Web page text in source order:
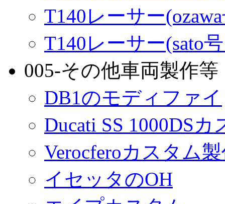
T140レーサー
T140レーサー(sato
005-その他車両製作等
DB1のモディファイ
Ducati SS 1000DSカ
Verocferoカスタム
イセッタのOH